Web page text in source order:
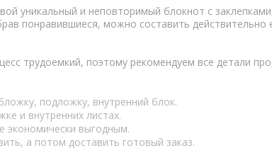
уникальный и неповторимый блокнот с
понравившиеся, можно составить действительно
трудоемкий, поэтому рекомендуем все детали
подложку, внутренний блок.
и внутренних листах.
экономически выгодным.
а потом доставить готовый заказ.